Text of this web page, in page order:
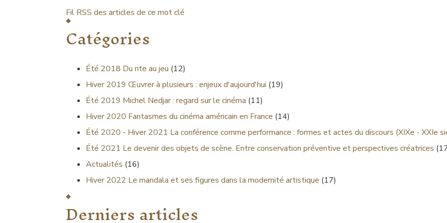
Fil RSS des articles de ce mot clé
Catégories
Été 2018 Du rite au jeu (12)
Hiver 2019 Œuvrer à plusieurs : enjeux d'aujourd'hui (19)
Été 2019 Michel Nedjar : regard sur le cinéma (11)
Hiver 2020 Fantasmes du cinéma américain en France (14)
Été 2020 - Hiver 2021 La conférence comme performance : formes et actes du discours (XIXe - XXIe
Été 2021 Le devenir des objets de scène. Entre conservation préventive et perspectives créatrices
Actualités (16)
Hiver 2022 Le mandala et ses figures dans la modernité artistique (17)
Derniers articles